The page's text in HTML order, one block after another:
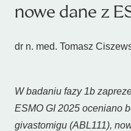
nowe dane z
dr n. med. Tomasz
W badaniu fazy 1b
ESMO GI 2025 oceniano
givastomigu (ABL111),